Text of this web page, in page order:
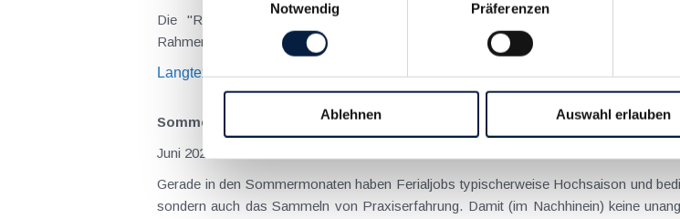
Notwendig
Präferenzen
Ablehnen Auswahl erlauben
Die "Rückkehr zur Normalität" nach COVID-19 und die generell hohe
Rahmenbedingungen. Gerade in den Sommermonaten haben Ferialjobs Hochsaison
Langtext
Sommerzeit ist Ferialjobzeit - Steuer, Sozialversicherung und Familienbeihilfe
Juni 2022
Gerade in den Sommermonaten haben Ferialjobs typischerweise Hochsaison und
sondern auch das Sammeln von Praxiserfahrung. Damit (im Nachhinein) keine